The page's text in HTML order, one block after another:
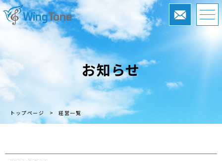
お知らせ
トップページ > 経営一覧